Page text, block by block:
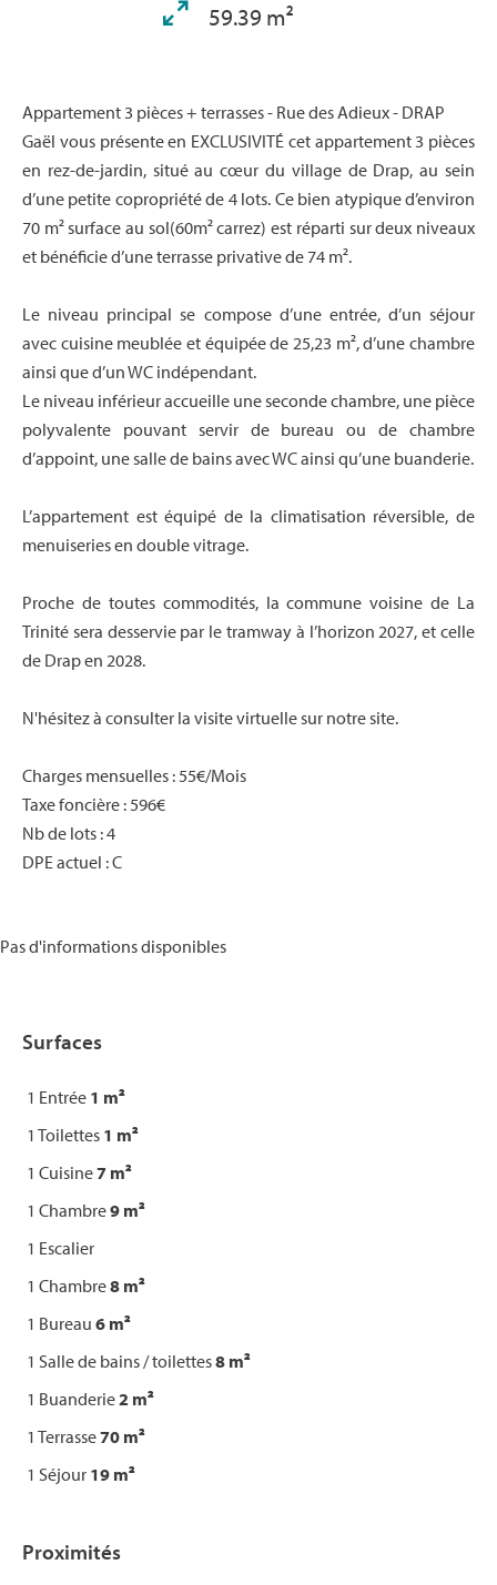
59.39 m²
Appartement 3 pièces + terrasses - Rue des Adieux - DRAP
Gaël vous présente en EXCLUSIVITÉ cet appartement 3 pièces
en rez-de-jardin, situé au cœur du village de Drap, au sein
d’une petite copropriété de 4 lots. Ce bien atypique d’environ
70 m² surface au sol(60m² carrez) est réparti sur deux niveaux
et bénéficie d’une terrasse privative de 74 m².
Le niveau principal se compose d’une entrée, d’un séjour
avec cuisine meublée et équipée de 25,23 m², d’une chambre
ainsi que d’un WC indépendant.
Le niveau inférieur accueille une seconde chambre, une pièce
polyvalente pouvant servir de bureau ou de chambre
d’appoint, une salle de bains avec WC ainsi qu’une buanderie.
L’appartement est équipé de la climatisation réversible, de
menuiseries en double vitrage.
Proche de toutes commodités, la commune voisine de La
Trinité sera desservie par le tramway à l’horizon 2027, et celle
de Drap en 2028.
N'hésitez à consulter la visite virtuelle sur notre site.
Charges mensuelles : 55€/Mois
Taxe foncière : 596€
Nb de lots : 4
DPE actuel : C
Pas d'informations disponibles
Surfaces
1 Entrée 1 m²
1 Toilettes 1 m²
1 Cuisine7 m²
1 Chambre9 m²
1 Escalier
1 Chambre8 m²
1 Bureau 6 m²
1 Salle de bains / toilettes8 m²
1 Buanderie2 m²
1 Terrasse70 m²
1 Séjour 19 m²
Proximités